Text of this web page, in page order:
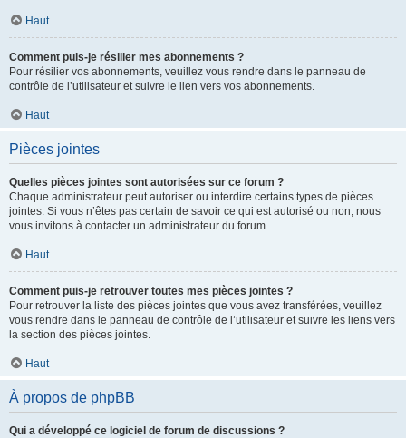
Haut
Comment puis-je résilier mes abonnements ?
Pour résilier vos abonnements, veuillez vous rendre dans le panneau de
contrôle de l’utilisateur et suivre le lien vers vos abonnements.
Haut
Pièces jointes
Quelles pièces jointes sont autorisées sur ce forum ?
Chaque administrateur peut autoriser ou interdire certains types de pièces
jointes. Si vous n’êtes pas certain de savoir ce qui est autorisé ou non, nous
vous invitons à contacter un administrateur du forum.
Haut
Comment puis-je retrouver toutes mes pièces jointes ?
Pour retrouver la liste des pièces jointes que vous avez transférées, veuillez
vous rendre dans le panneau de contrôle de l’utilisateur et suivre les liens vers
la section des pièces jointes.
Haut
À propos de phpBB
Qui a développé ce logiciel de forum de discussions ?